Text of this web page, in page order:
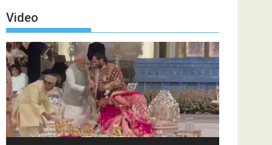
Video
Video
Player